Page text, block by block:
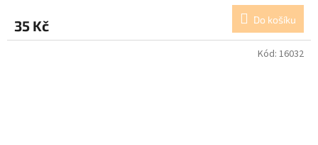
35 Kč Do košíku
Kód: 16032